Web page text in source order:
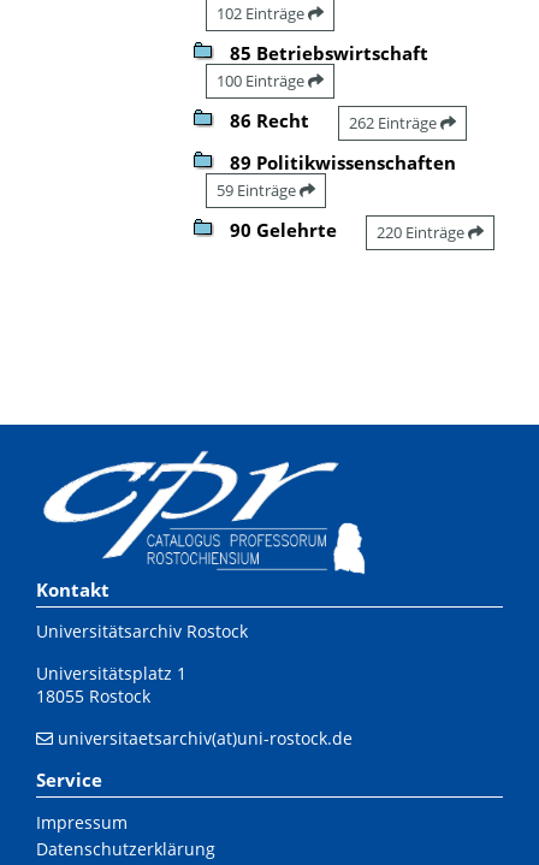
102 Einträge
85 Betriebswirtschaft
100 Einträge
86 Recht 262 Einträge
89 Politikwissenschaften
59 Einträge
90 Gelehrte 220 Einträge
Kontakt
Universitätsarchiv Rostock
Universitätsplatz 1
18055 Rostock
universitaetsarchiv(at)uni-rostock.de
Service
Impressum
Datenschutzerklärung